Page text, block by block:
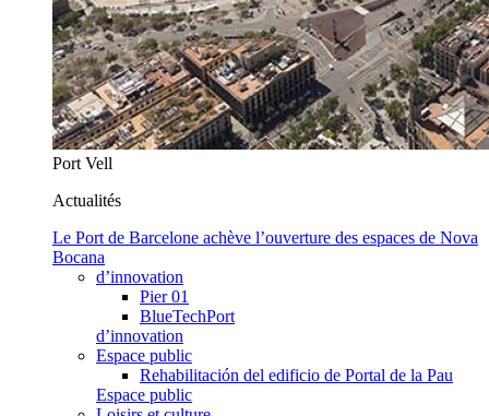
Port Vell
Actualités
Le Port de Barcelone achève l’ouverture des espaces de Nova
Bocana
d’innovation
Pier 01
BlueTechPort
d’innovation
Espace public
Rehabilitación del edificio de Portal de la Pau
Espace public